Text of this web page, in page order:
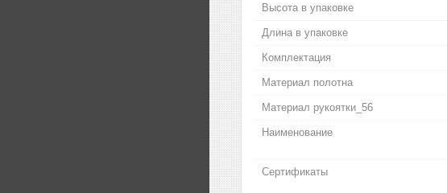
Высота в упаковке
Длина в упаковке
Комплектация
Материал полотна
Материал рукоятки_56
Наименование
Сертификаты